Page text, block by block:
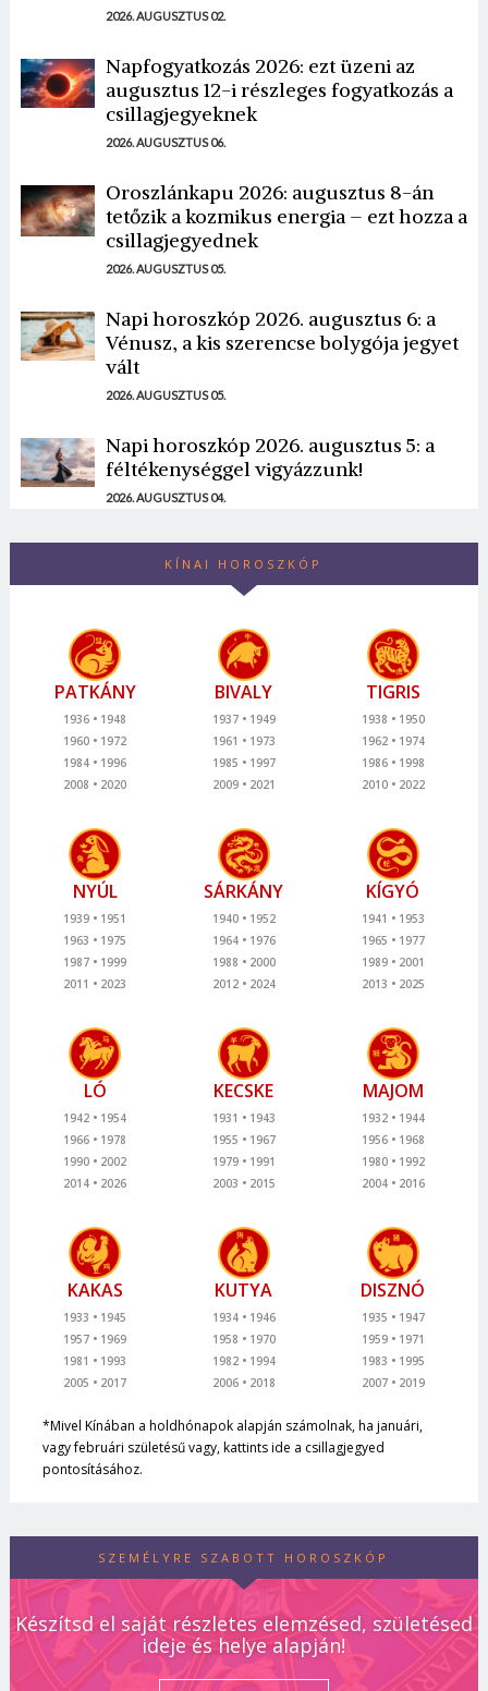
2026. AUGUSZTUS 02.
Napfogyatkozás 2026: ezt üzeni az
augusztus 12-i részleges fogyatkozás a
csillagjegyeknek
2026. AUGUSZTUS 06.
Oroszlánkapu 2026: augusztus 8-án
tetőzik a kozmikus energia – ezt hozza a
csillagjegyednek
2026. AUGUSZTUS 05.
Napi horoszkóp 2026. augusztus 6: a
Vénusz, a kis szerencse bolygója jegyet
vált
2026. AUGUSZTUS 05.
Napi horoszkóp 2026. augusztus 5: a
féltékenységgel vigyázzunk!
2026. AUGUSZTUS 04.
KÍNAI HOROSZKÓP
PATKÁNY
1936
1948
1960
1972
1984
1996
2008
2020
BIVALY
1937
1949
1961
1973
1985
1997
2009
2021
TIGRIS
1938
1950
1962
1974
1986
1998
2010
2022
NYÚL
1939
1951
1963
1975
1987
1999
2011
2023
SÁRKÁNY
1940
1952
1964
1976
1988
2000
2012
2024
KÍGYÓ
1941
1953
1965
1977
1989
2001
2013
2025
LÓ
1942
1954
1966
1978
1990
2002
2014
2026
KECSKE
1931
1943
1955
1967
1979
1991
2003
2015
MAJOM
1932
1944
1956
1968
1980
1992
2004
2016
KAKAS
1933
1945
1957
1969
1981
1993
2005
2017
KUTYA
1934
1946
1958
1970
1982
1994
2006
2018
DISZNÓ
1935
1947
1959
1971
1983
1995
2007
2019
*Mivel Kínában a holdhónapok alapján számolnak, ha januári,
vagy februári születésű vagy, kattints ide a csillagjegyed
pontosításához.
SZEMÉLYRE SZABOTT HOROSZKÓP
Készítsd el saját részletes elemzésed, születésed
ideje és helye alapján!